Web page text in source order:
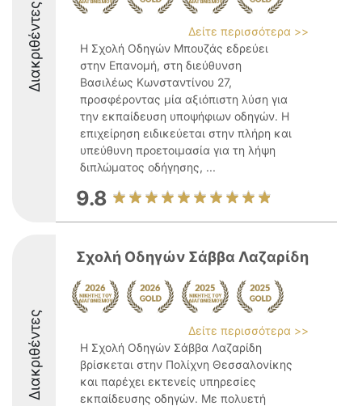
Διακριθέντες
Δείτε περισσότερα >>
Η Σχολή Οδηγών Μπουζάς εδρεύει
στην Επανομή, στη διεύθυνση
Βασιλέως Κωνσταντίνου 27,
προσφέροντας μία αξιόπιστη λύση για
την εκπαίδευση υποψήφιων οδηγών. Η
επιχείρηση ειδικεύεται στην πλήρη και
υπεύθυνη προετοιμασία για τη λήψη
διπλώματος οδήγησης, ...
9.8
Διακριθέντες
Σχολή Οδηγών Σάββα Λαζαρίδη
Δείτε περισσότερα >>
Η Σχολή Οδηγών Σάββα Λαζαρίδη
βρίσκεται στην Πολίχνη Θεσσαλονίκης
και παρέχει εκτενείς υπηρεσίες
εκπαίδευσης οδηγών. Με πολυετή